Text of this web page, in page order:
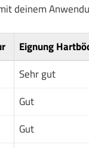
deinem
Eignung
Sehr gut
Gut
Gut